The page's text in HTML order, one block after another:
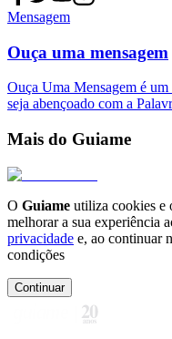
Mensagem
Ouça uma mensagem
Ouça Uma Mensagem é
seja abençoado com a
Mais do Guiame
O Guiame utiliza cookies e
melhorar a sua experiência
privacidade e, ao continuar
condições
Continuar